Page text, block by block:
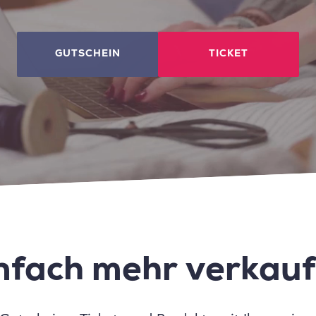
GUTSCHEIN TICKET
mehr